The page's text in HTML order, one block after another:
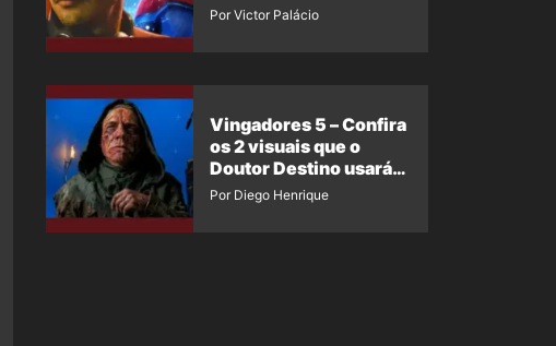
Por Victor Palácio
Vingadores 5 – Confira
os 2 visuais que o
Doutor Destino usará
no filme
Por Diego Henrique